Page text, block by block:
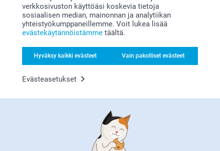
verkkosivuston käyttöäsi koskevia tietoja
sosiaalisen median, mainonnan ja analytiikan
yhteistyökumppaneillemme. Voit lukea lisää
evästekäytännöistämme täältä.
Hyväksy kaikki evästeet Vain pakolliset evästeet
Evästeasetukset
(6 arvostelut)
(9 arvostelut)
Miksi